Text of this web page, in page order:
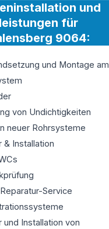
und
für
9064:
und Montage am
von Undichtigkeiten
neuer Rohrsysteme
& Installation
Service
und Installation von